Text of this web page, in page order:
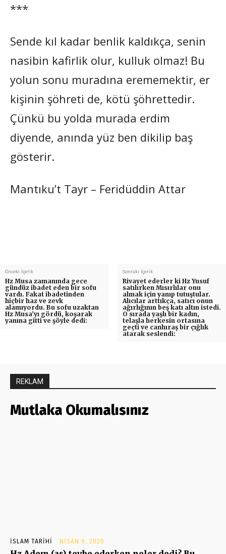
***
Sende kıl kadar benlik kaldıkça, senin
nasibin kafirlik olur, kulluk olmaz! Bu
yolun sonu muradına erememektir, er
kişinin şöhreti de, kötü şöhrettedir.
Çünkü bu yolda murada erdim
diyende, anında yüz ben dikilip baş
gösterir.
Mantıku’t Tayr – Feridüddin Attar
Önceki İçerik
Hz Musa zamanında gece
gündüz ibadet eden bir sofu
vardı. Fakat ibadetinden
hiçbir haz ve zevk
alamıyordu. Bu sofu uzaktan
Hz Musa’yı gördü, koşarak
yanına gitti ve şöyle dedi:
Sonraki İçerik
Rivayet ederler ki Hz Yusuf
satılırken Mısırlılar onu
almak için yanıp tutuştular.
Alıcılar arttıkça, satıcı onun
ağırlığının beş katı altın istedi.
O sırada yaşlı bir kadın,
telaşla herkesin ortasına
geçti ve canhıraş bir çığlık
atarak seslendi:
REKLAM
Mutlaka Okumalısınız
İSLAM TARIHI NISAN 9, 2020